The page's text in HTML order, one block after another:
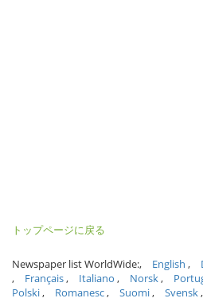
トップページに戻る
Newspaper list WorldWide: English
Français
Italiano Norsk
Polski
Romanesc Suomi Svensk